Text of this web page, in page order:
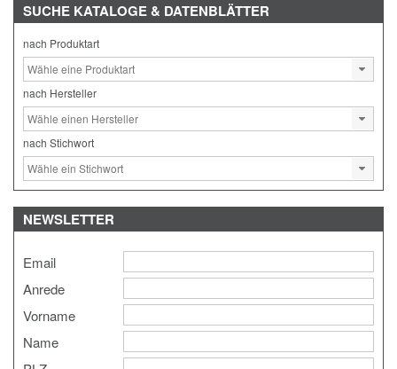
SUCHE KATALOGE & DATENBLÄTTER
nach Produktart
nach Hersteller
nach Stichwort
NEWSLETTER
Email
Anrede
Vorname
Name